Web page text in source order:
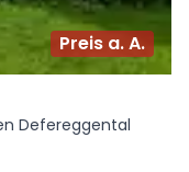
Preis a. A.
Defereggental